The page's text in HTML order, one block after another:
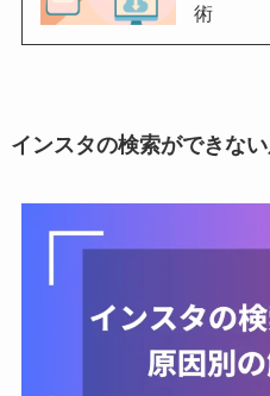
術
インスタの検索ができな